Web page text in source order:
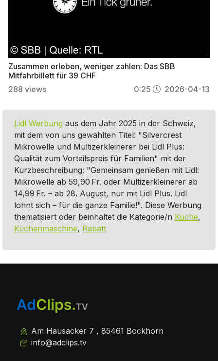
Zusammen erleben, weniger zahlen: Das SBB
Mitfahrbillett für 39 CHF
288 views 0:25 2026-04-13
Lidl Werbung aus dem Jahr 2025 in der Schweiz,
mit dem von uns gewählten Titel: "Silvercrest
Mikrowelle und Multizerkleinerer bei Lidl Plus:
Qualität zum Vorteilspreis für Familien" mit der
Kurzbeschreibung: "Gemeinsam genießen mit Lidl:
Mikrowelle ab 59,90 Fr. oder Multizerkleinerer ab
14,99 Fr. – ab 28. August, nur mit Lidl Plus. Lidl
lohnt sich – für die ganze Familie!". Diese Werbung
thematisiert oder beinhaltet die Kategorie/n Küche,
Küchenmaschine, Rabatt
Am Hausacker 7 , 85461 Bockhorn
info@adclips.tv